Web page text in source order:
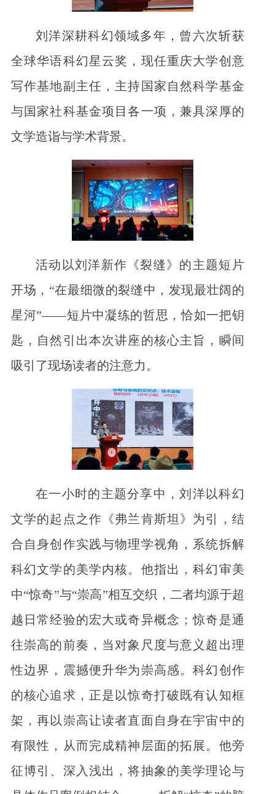
刘洋深耕科幻领域多年，曾六次斩获
全球华语科幻星云奖，现任重庆大学创意
写作基地副主任，主持国家自然科学基金
与国家社科基金项目各一项，兼具深厚的
文学造诣与学术背景。
活动以刘洋新作《裂缝》的主题短片
开场，“在最细微的裂缝中，发现最壮阔的
星河”——短片中凝练的哲思，恰如一把钥
匙，自然引出本次讲座的核心主旨，瞬间
吸引了现场读者的注意力。
在一小时的主题分享中，刘洋以科幻
文学的起点之作《弗兰肯斯坦》为引，结
合自身创作实践与物理学视角，系统拆解
科幻文学的美学内核。他指出，科幻审美
中“惊奇”与“崇高”相互交织，二者均源于超
越日常经验的宏大或奇异概念；惊奇是通
往崇高的前奏，当对象尺度与意义超出理
性边界，震撼便升华为崇高感。科幻创作
的核心追求，正是以惊奇打破既有认知框
架，再以崇高让读者直面自身在宇宙中的
有限性，从而完成精神层面的拓展。他旁
征博引、深入浅出，将抽象的美学理论与